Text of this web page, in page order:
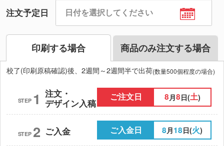
注文予定日
印刷する場合 商品のみ注文する場合
校了(印刷原稿確認)後、2週間～2週間半で出荷(数量500個程度の場合)
STEP 1 注文・
デザイン入稿
ご注文日 8 月8日(土)
STEP 2 ご入金 ご入金日 8月18日(火)